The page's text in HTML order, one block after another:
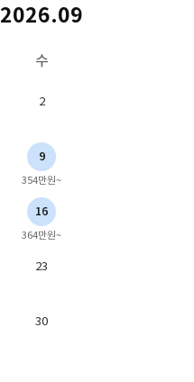
2026.09
수
2
9
354만원~
16
364만원~
23
30